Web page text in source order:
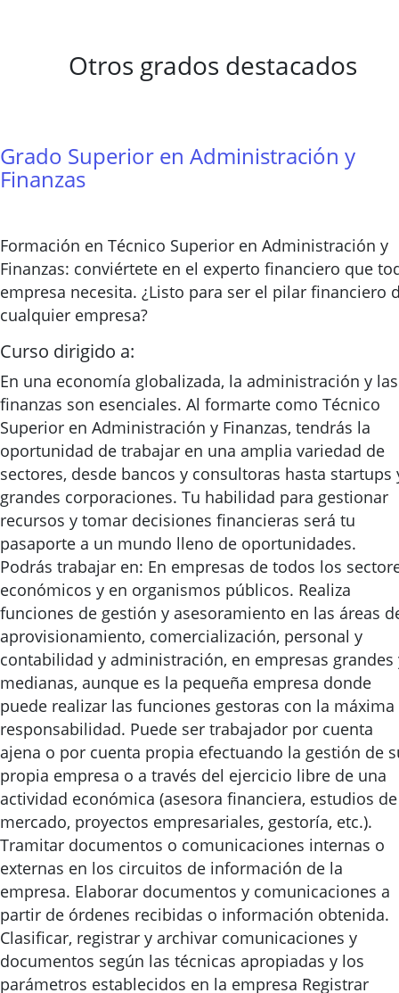
Otros grados destacados
Grado Superior en Administración y
Finanzas
Formación en Técnico Superior en Administración y
Finanzas: conviértete en el experto financiero que
empresa necesita. ¿Listo para ser el pilar financiero
cualquier empresa?
Curso dirigido a:
En una economía globalizada, la administración y las
finanzas son esenciales. Al formarte como Técnico
Superior en Administración y Finanzas, tendrás la
oportunidad de trabajar en una amplia variedad de
sectores, desde bancos y consultoras hasta startups
grandes corporaciones. Tu habilidad para gestionar
recursos y tomar decisiones financieras será tu
pasaporte a un mundo lleno de oportunidades.
Podrás trabajar en: En empresas de todos los
económicos y en organismos públicos. Realiza
funciones de gestión y asesoramiento en las áreas
aprovisionamiento, comercialización, personal y
contabilidad y administración, en empresas grandes
medianas, aunque es la pequeña empresa donde
puede realizar las funciones gestoras con la máxima
responsabilidad. Puede ser trabajador por cuenta
ajena o por cuenta propia efectuando la gestión de
propia empresa o a través del ejercicio libre de una
actividad económica (asesora financiera, estudios de
mercado, proyectos empresariales, gestoría, etc.).
Tramitar documentos o comunicaciones internas o
externas en los circuitos de información de la
empresa. Elaborar documentos y comunicaciones a
partir de órdenes recibidas o información obtenida.
Clasificar, registrar y archivar comunicaciones y
documentos según las técnicas apropiadas y los
parámetros establecidos en la empresa Registrar